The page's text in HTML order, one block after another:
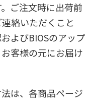
ご注文時に出荷前
絡いただくこと
よびBIOSのアップ
客様の元にお届け
は、各商品ページ